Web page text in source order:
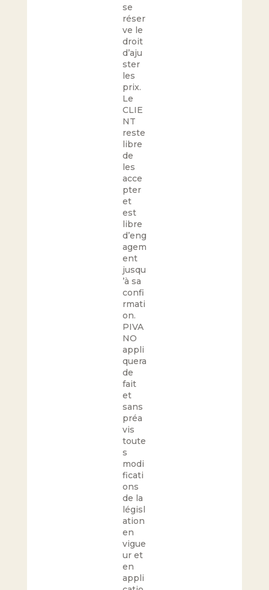
se
réser
ve le
droit
d’aju
ster
les
prix.
Le
CLIE
NT
reste
libre
de
les
acce
pter
et
est
libre
d’eng
agem
ent
jusqu
’à sa
confi
rmati
on.
PIVA
NO
appli
quera
de
fait
et
sans
préa
vis
toute
s
modi
ficati
ons
de la
législ
ation
en
vigue
ur et
en
appli